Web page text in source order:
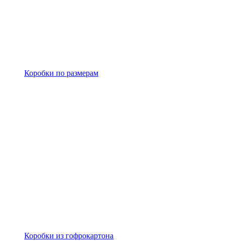
Коробки по размерам
Коробки из гофрокартона